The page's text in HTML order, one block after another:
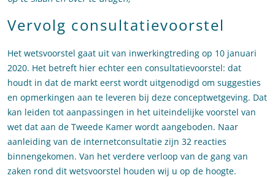
Vervolg consultatievoorstel
Het wetsvoorstel gaat uit van inwerkingtreding op 10 januari
2020. Het betreft hier echter een consultatievoorstel: dat
houdt in dat de markt eerst wordt uitgenodigd om suggesties
en opmerkingen aan te leveren bij deze conceptwetgeving. Dat
kan leiden tot aanpassingen in het uiteindelijke voorstel van
wet dat aan de Tweede Kamer wordt aangeboden. Naar
aanleiding van de internetconsultatie zijn 32 reacties
binnengekomen. Van het verdere verloop van de gang van
zaken rond dit wetsvoorstel houden wij u op de hoogte.